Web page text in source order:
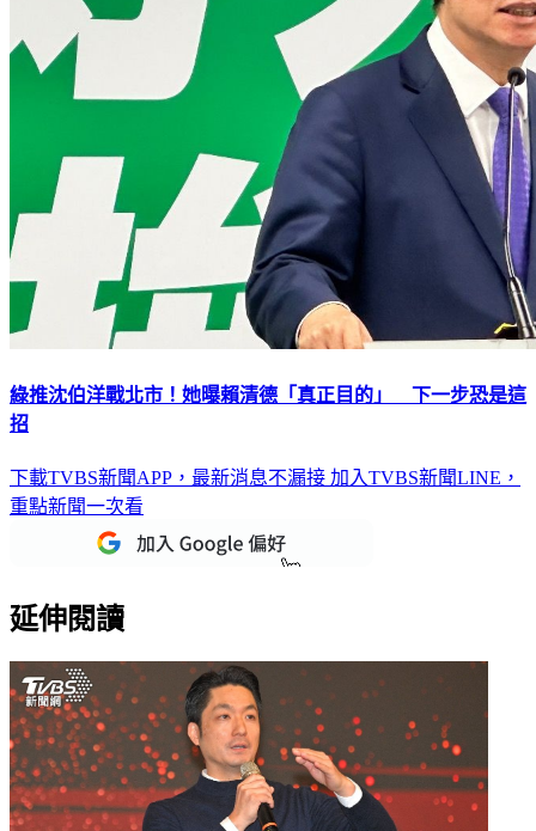
綠推沈伯洋戰北市！她曝賴清德「真正目的」 下一步恐是這
招
下載TVBS新聞APP，最新消息不漏接 加入TVBS新聞LINE，
重點新聞一次看
延伸閱讀